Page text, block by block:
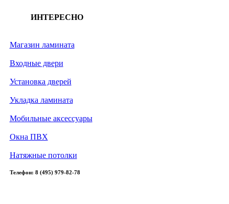
ИНТЕРЕСНО
Магазин ламината
Входные двери
Установка дверей
Укладка ламината
Мобильные аксессуары
Окна ПВХ
Натяжные потолки
Телефон: 8 (495) 979-82-78